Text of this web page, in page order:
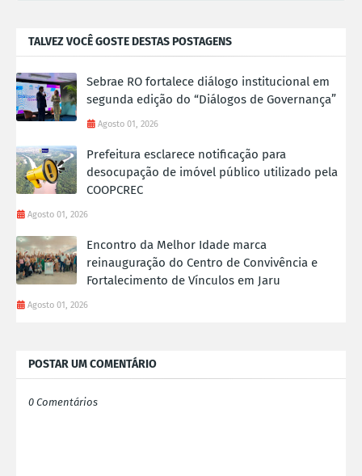
TALVEZ VOCÊ GOSTE DESTAS POSTAGENS
Sebrae RO fortalece diálogo institucional em
segunda edição do “Diálogos de Governança”
Agosto 01, 2026
Prefeitura esclarece notificação para
desocupação de imóvel público utilizado pela
COOPCREC
Agosto 01, 2026
Encontro da Melhor Idade marca
reinauguração do Centro de Convivência e
Fortalecimento de Vínculos em Jaru
Agosto 01, 2026
POSTAR UM COMENTÁRIO
0 Comentários